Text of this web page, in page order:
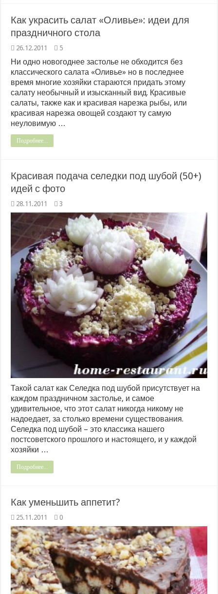
Как украсить салат «Оливье»: идеи для
праздничного стола
26.12.2011 5
Ни одно новогоднее застолье не обходится без
классического салата «Оливье» но в последнее
время многие хозяйки стараются придать этому
салату необычный и изысканный вид. Красивые
салаты, также как и красивая нарезка рыбы, или
красивая нарезка овощей создают ту самую
неуловимую …
Подробнее...
Красивая подача селедки под шубой (50+)
идей с фото
28.11.2011 3
Такой салат как Селедка под шубой присутствует на
каждом праздничном застолье, и самое
удивительное, что этот салат никогда никому не
надоедает, за столько времени существования.
Селедка под шубой – это классика нашего
постсоветского прошлого и настоящего, и у каждой
хозяйки …
Подробнее...
Как уменьшить аппетит?
25.11.2011 0